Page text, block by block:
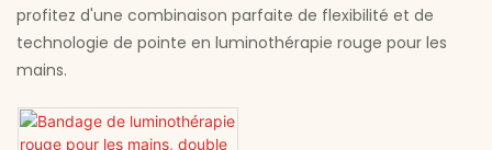
profitez d'une combinaison parfaite de flexibilité et de
technologie de pointe en luminothérapie rouge pour les
mains.